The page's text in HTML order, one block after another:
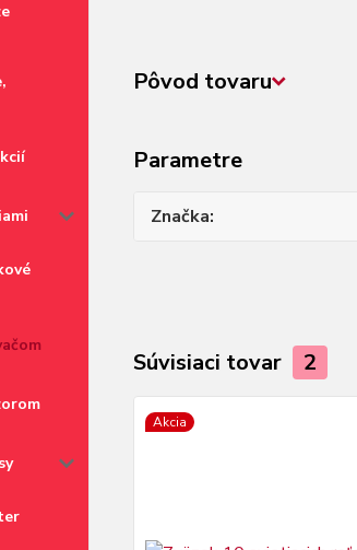
Pôvod tovaru
Parametre
Značka
Súvisiaci tovar 2
Akcia